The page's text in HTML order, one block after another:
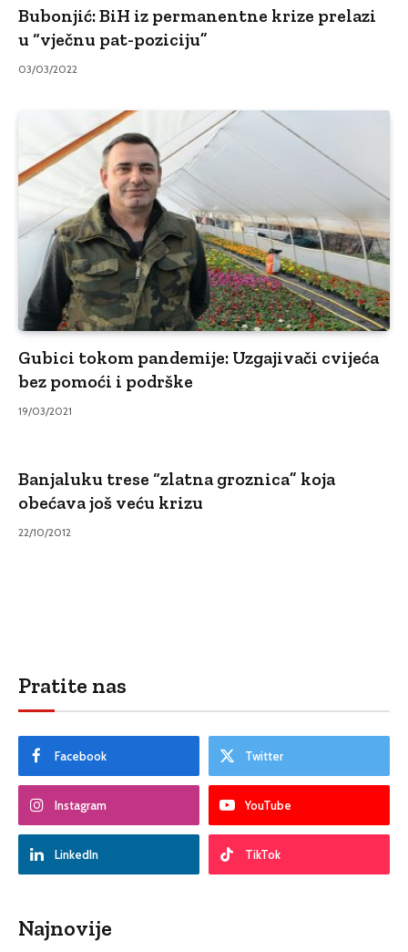
Bubonjić: BiH iz permanentne krize prelazi
u “vječnu pat-poziciju”
03/03/2022
Gubici tokom pandemije: Uzgajivači cvijeća
bez pomoći i podrške
19/03/2021
Banjaluku trese “zlatna groznica” koja
obećava još veću krizu
22/10/2012
Pratite nas
Facebook Twitter
Instagram YouTube
LinkedIn TikTok
Najnovije